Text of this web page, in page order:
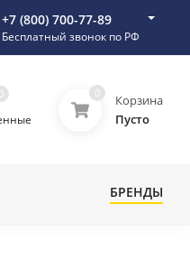
+7 (800) 700-77-89
Бесплатный звонок по РФ
0
Корзина
Пусто
БРЕНДЫ